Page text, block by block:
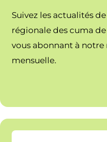
Suivez les actualités
régionale des cuma de
vous abonnant à
mensuelle.